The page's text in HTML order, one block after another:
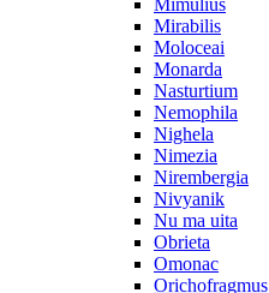
Mimulius
Mirabilis
Moloceai
Monarda
Nasturtium
Nemophila
Nighela
Nimezia
Nirembergia
Nivyanik
Nu ma uita
Obrieta
Omonac
Orichofragmus